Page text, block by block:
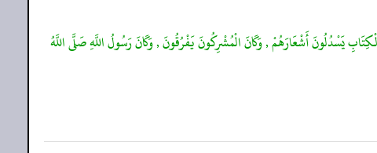
يَسْدُلُونَ أَشْعَارَهُمْ , وَكَانَ الْمُشْرِكُونَ يَفْرُقُونَ , وَكَانَ رَسُولُ اللَّهِ صَلَّى اللَّهُ